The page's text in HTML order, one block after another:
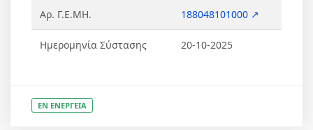
Αρ. Γ.Ε.ΜΗ. 188048101000 ↗
Ημερομηνία Σύστασης 20-10-2025
ΕΝ ΕΝΕΡΓΕΙΑ